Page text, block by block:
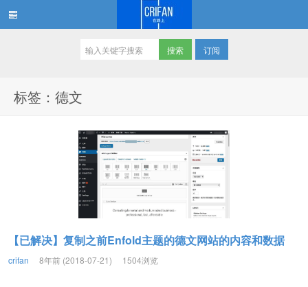
订阅
标签：德文
【已解决】复制之前Enfold主题的德文网站的内容和数据
crifan 8年前 (2018-07-21) 1504浏览